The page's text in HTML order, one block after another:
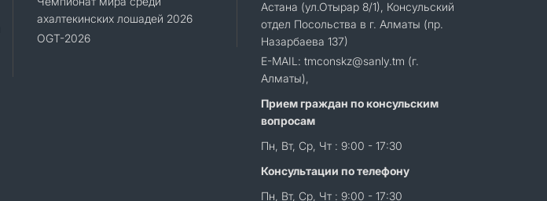
ахалтекинских лошадей 2026
OGT-2026
Астана (ул.Отырар 8/1), Консульский
отдел Посольства в г. Алматы (пр.
Назарбаева 137)
E-MAIL: tmconskz@sanly.tm (г.
Алматы),
Прием граждан по консульским
вопросам
Пн, Вт, Ср, Чт : 9:00 - 17:30
Консультации по телефону
Пн, Вт, Ср, Чт : 9:00 - 17:30